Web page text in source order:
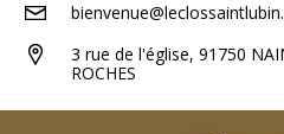
3 rue de l'église, 91750
ROCHES